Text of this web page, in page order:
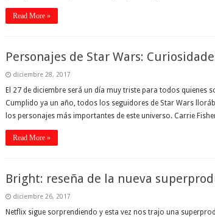
Read More »
Personajes de Star Wars:
diciembre 28, 2017
El 27 de diciembre será un día muy triste para todos quienes
Cumplido ya un año, todos los seguidores de Star Wars
los personajes más importantes de este universo. Carrie
Read More »
Bright: reseña de la nueva
diciembre 26, 2017
Netflix sigue sorprendiendo y esta vez nos trajo una